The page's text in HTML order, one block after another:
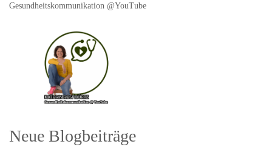
Gesundheitskommunikation @YouTube
Neue Blogbeiträge